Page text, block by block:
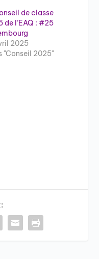
de classe
de l’EAQ : #25
2025
"Conseil 2025"